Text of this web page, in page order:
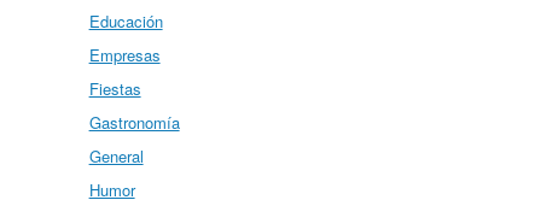
Educación
Empresas
Fiestas
Gastronomía
General
Humor